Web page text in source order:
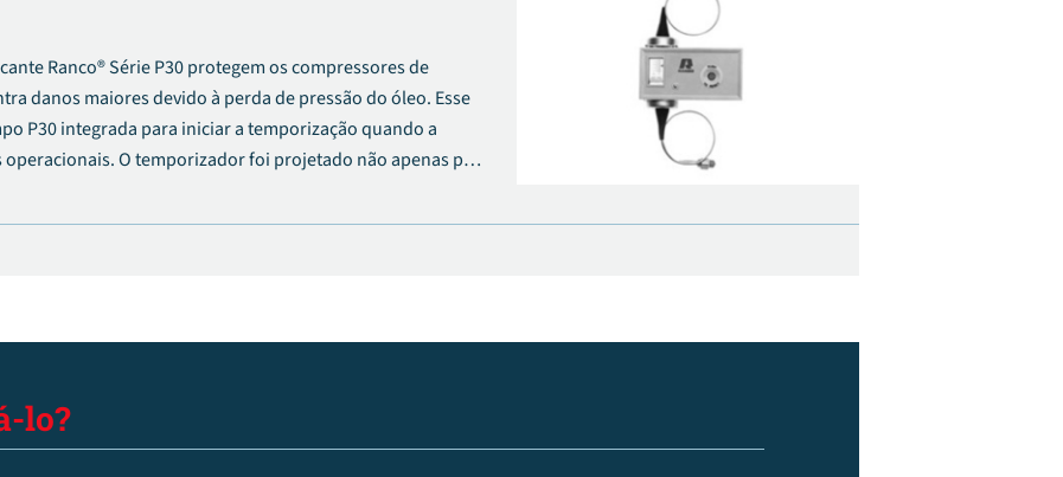
Ranco® Série P30 protegem os compressores de
danos maiores devido à perda de pressão do óleo. Esse
P30 integrada para iniciar a temporização quando a
O temporizador foi projetado não apenas para
quando o período de recuperação for excedido.
lo?